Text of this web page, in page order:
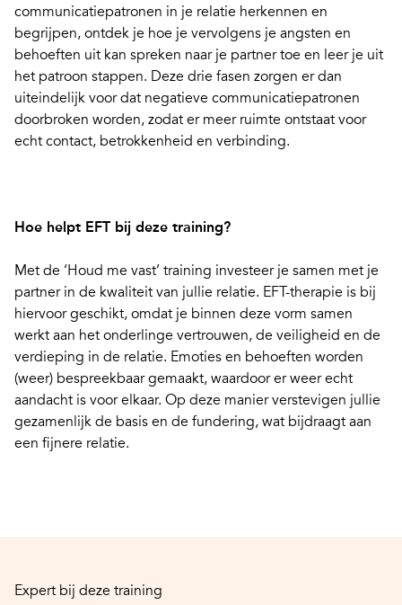
communicatiepatronen in je relatie herkennen en
begrijpen, ontdek je hoe je vervolgens je angsten en
behoeften uit kan spreken naar je partner toe en leer je uit
het patroon stappen. Deze drie fasen zorgen er dan
uiteindelijk voor dat negatieve communicatiepatronen
doorbroken worden, zodat er meer ruimte ontstaat voor
echt contact, betrokkenheid en verbinding.
Hoe helpt EFT bij deze training?
Met de ‘Houd me vast’ training investeer je samen met je
partner in de kwaliteit van jullie relatie. EFT-therapie is bij
hiervoor geschikt, omdat je binnen deze vorm samen
werkt aan het onderlinge vertrouwen, de veiligheid en de
verdieping in de relatie. Emoties en behoeften worden
(weer) bespreekbaar gemaakt, waardoor er weer echt
aandacht is voor elkaar. Op deze manier verstevigen jullie
gezamenlijk de basis en de fundering, wat bijdraagt aan
een fijnere relatie.
Expert bij deze training